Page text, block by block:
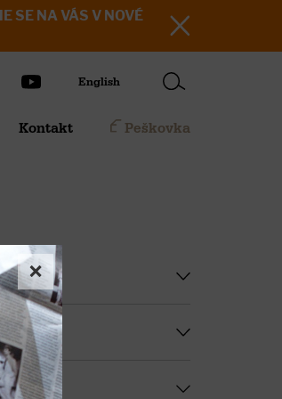
SE NA VÁS V NOVÉ
English
Kontakt Peškovka
×